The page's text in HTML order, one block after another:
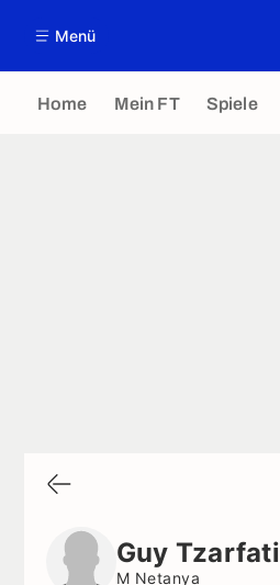
Menü
Home Mein FT Spiele
Guy Tzarfati
M Netanya